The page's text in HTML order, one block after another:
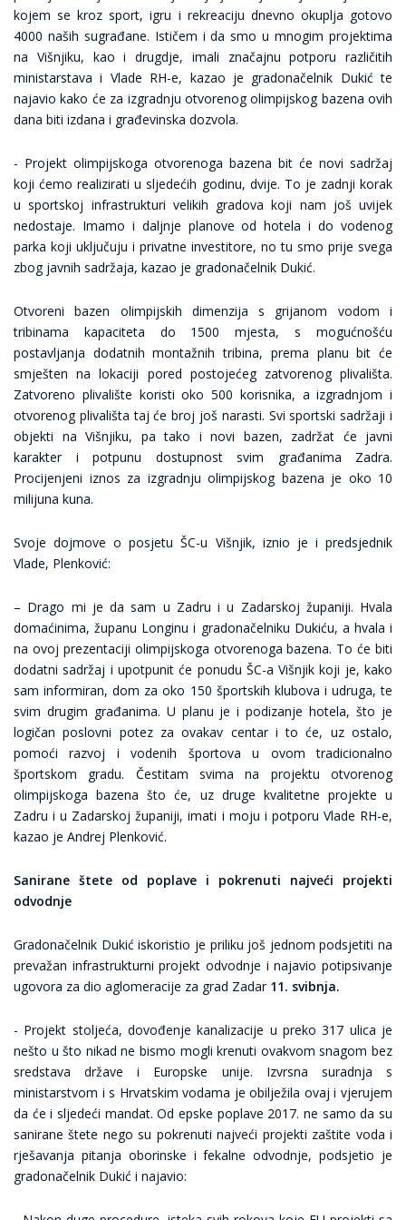
kojem se kroz sport, igru i rekreaciju dnevno okuplja gotovo
4000 naših sugrađane. Ističem i da smo u mnogim projektima
na Višnjiku, kao i drugdje, imali značajnu potporu različitih
ministarstava i Vlade RH-e, kazao je gradonačelnik Dukić te
najavio kako će za izgradnju otvorenog olimpijskog bazena ovih
dana biti izdana i građevinska dozvola.
- Projekt olimpijskoga otvorenoga bazena bit će novi sadržaj
koji ćemo realizirati u sljedećih godinu, dvije. To je zadnji korak
u sportskoj infrastrukturi velikih gradova koji nam još uvijek
nedostaje. Imamo i daljnje planove od hotela i do vodenog
parka koji uključuju i privatne investitore, no tu smo prije svega
zbog javnih sadržaja, kazao je gradonačelnik Dukić.
Otvoreni bazen olimpijskih dimenzija s grijanom vodom i
tribinama kapaciteta do 1500 mjesta, s mogućnošću
postavljanja dodatnih montažnih tribina, prema planu bit će
smješten na lokaciji pored postojećeg zatvorenog plivališta.
Zatvoreno plivalište koristi oko 500 korisnika, a izgradnjom i
otvorenog plivališta taj će broj još narasti. Svi sportski sadržaji i
objekti na Višnjiku, pa tako i novi bazen, zadržat će javni
karakter i potpunu dostupnost svim građanima Zadra.
Procijenjeni iznos za izgradnju olimpijskog bazena je oko 10
milijuna kuna.
Svoje dojmove o posjetu ŠC-u Višnjik, iznio je i predsjednik
Vlade, Plenković:
– Drago mi je da sam u Zadru i u Zadarskoj županiji. Hvala
domaćinima, županu Longinu i gradonačelniku Dukiću, a hvala i
na ovoj prezentaciji olimpijskoga otvorenoga bazena. To će biti
dodatni sadržaj i upotpunit će ponudu ŠC-a Višnjik koji je, kako
sam informiran, dom za oko 150 športskih klubova i udruga, te
svim drugim građanima. U planu je i podizanje hotela, što je
logičan poslovni potez za ovakav centar i to će, uz ostalo,
pomoći razvoj i vodenih športova u ovom tradicionalno
športskom gradu. Čestitam svima na projektu otvorenog
olimpijskoga bazena što će, uz druge kvalitetne projekte u
Zadru i u Zadarskoj županiji, imati i moju i potporu Vlade RH-e,
kazao je Andrej Plenković.
Sanirane štete od poplave i pokrenuti najveći projekti
odvodnje
Gradonačelnik Dukić iskoristio je priliku još jednom podsjetiti na
prevažan infrastrukturni projekt odvodnje i najavio potipsivanje
ugovora za dio aglomeracije za grad Zadar 11. svibnja.
- Projekt stoljeća, dovođenje kanalizacije u preko 317 ulica je
nešto u što nikad ne bismo mogli krenuti ovakvom snagom bez
sredstava države i Europske unije. Izvrsna suradnja s
ministarstvom i s Hrvatskim vodama je obilježila ovaj i vjerujem
da će i sljedeći mandat. Od epske poplave 2017. ne samo da su
sanirane štete nego su pokrenuti najveći projekti zaštite voda i
rješavanja pitanja oborinske i fekalne odvodnje, podsjetio je
gradonačelnik Dukić i najavio: